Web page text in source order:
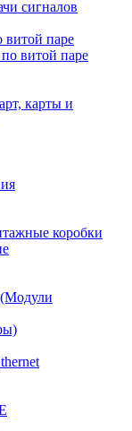
сигналов
витой паре
витой паре
карты и
коробки